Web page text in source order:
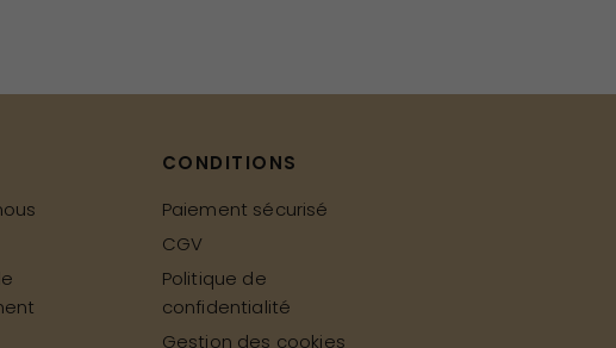
CONDITIONS
Paiement sécurisé
CGV
Politique de
confidentialité
Gestion des cookies